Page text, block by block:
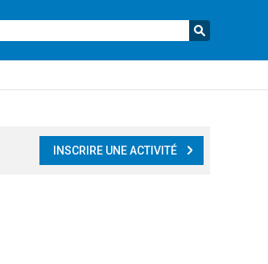
INSCRIRE UNE ACTIVITÉ